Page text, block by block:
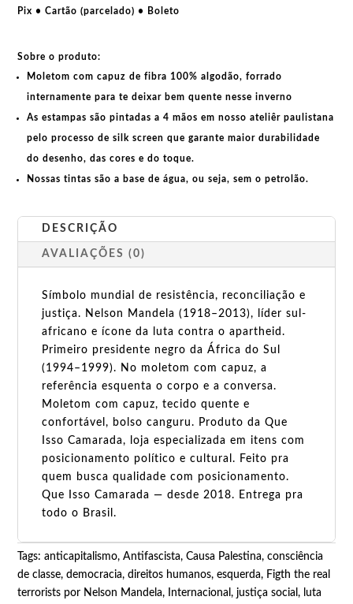
terrorists
Mandela
quantidade
Pix • Cartão (parcelado) • Boleto
Sobre o produto:
Moletom com capuz de fibra 100% algodão, forrado
internamente para te deixar bem quente nesse inverno
As estampas são pintadas a 4 mãos em nosso ateliêr paulistana
pelo processo de silk screen que garante maior durabilidade
do desenho, das cores e do toque.
Nossas tintas são a base de água, ou seja, sem o petrolão.
DESCRIÇÃO
AVALIAÇÕES (0)
Símbolo mundial de resistência, reconciliação e
justiça. Nelson Mandela (1918–2013), líder sul-
africano e ícone da luta contra o apartheid.
Primeiro presidente negro da África do Sul
(1994–1999). No moletom com capuz, a
referência esquenta o corpo e a conversa.
Moletom com capuz, tecido quente e
confortável, bolso canguru. Produto da Que
Isso Camarada, loja especializada em itens com
posicionamento político e cultural. Feito pra
quem busca qualidade com posicionamento.
Que Isso Camarada — desde 2018. Entrega pra
todo o Brasil.
Tags:anticapitalismo,Antifascista,Causa Palestina,consciência
de classe,democracia,direitos humanos,esquerda, Figth the real
terrorists por Nelson Mandela, Internacional,justiça social, luta